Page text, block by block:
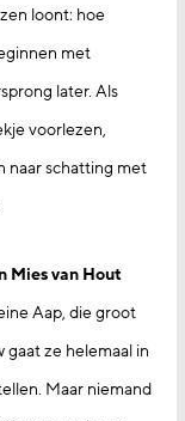
loont: hoe
met
later. Als
voorlezen,
naar schatting met
Mies van Hout
Aap, die groot
ze helemaal in
Maar niemand